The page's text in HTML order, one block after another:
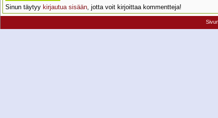
Sinun täytyy kirjautua sisään, jotta voit kirjoittaa kommentteja!